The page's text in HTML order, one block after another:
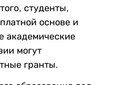
студенты,
основе и
академические
могут
гранты.